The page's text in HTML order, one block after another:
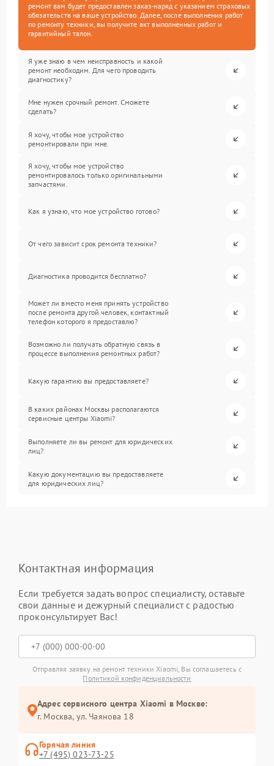
ремонт вам будет предоставлен заказ-наряд с указанием страховых
обязательств на ваше устройство. Далее, после выполнения работ
по ремонту техники, вы получите акт выполненных работ и
гарантийный талон.
Я уже знаю в чем неисправность и какой
ремонт необходим. Для чего проводить
диагностику?
Мне нужен срочный ремонт. Сможете
сделать?
Я хочу, чтобы мое устройство
ремонтировали при мне.
Я хочу, чтобы мое устройство
ремонтировалось только оригинальными
запчастями.
Как я узнаю, что мое устройство готово?
От чего зависит срок ремонта техники?
Диагностика проводится бесплатно?
Может ли вместо меня принять устройство
после ремонта другой человек, контактный
телефон которого я предоставлю?
Возможно ли получать обратную связь в
процессе выполнения ремонтных работ?
Какую гарантию вы предоставляете?
В каких районах Москвы располагаются
сервисные центры Xiaomi?
Выполняете ли вы ремонт для юридических
лиц?
Какую документацию вы предоставляете
для юридических лиц?
Контактная информация
Если требуется задать вопрос специалисту, оставьте
свои данные и дежурный специалист с радостью
проконсультирует Вас!
Отправляя заявку на ремонт техники Xiaomi, Вы соглашаетесь с
Политикой конфиденциальности
Адрес сервисного центра Xiaomi в Москве:
г. Москва, ул. Чаянова 18
Горячая линия
+7 (495) 023-73-25